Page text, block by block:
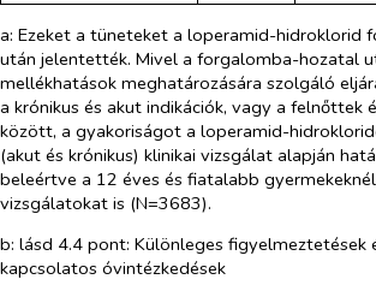
a: Ezeket a tüneteket a loperamid-hidroklorid
után jelentették. Mivel a forgalomba-hozatal
mellékhatások meghatározására szolgáló
a krónikus és akut indikációk, vagy a felnőttek
között, a gyakoriságot a loperamid-
(akut és krónikus) klinikai vizsgálat alapján
beleértve a 12 éves és fiatalabb
vizsgálatokat is (N=3683).
b: lásd 4.4 pont: Különleges figyelmeztetések
kapcsolatos óvintézkedések